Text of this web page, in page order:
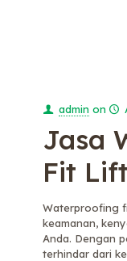
admin on
Jasa
Fit Lift
Waterproofing
keamanan,
Anda. Dengan
terhindar dari